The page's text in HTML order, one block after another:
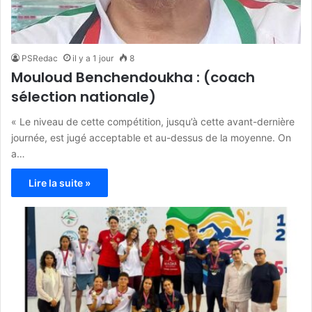
PSRedac il y a 1 jour 8
Mouloud Benchendoukha : (coach
sélection nationale)
« Le niveau de cette compétition, jusqu’à cette avant-dernière
journée, est jugé acceptable et au-dessus de la moyenne. On
a…
Lire la suite »